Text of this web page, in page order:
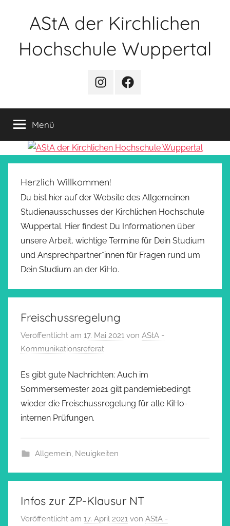
AStA der Kirchlichen
Hochschule Wuppertal
InstagramFacebook
Menü
Herzlich Willkommen!
Du bist hier auf der Website des Allgemeinen
Studienausschusses der Kirchlichen Hochschule
Wuppertal. Hier findest Du Informationen über
unsere Arbeit, wichtige Termine für Dein Studium
und Ansprechpartner*innen für Fragen rund um
Dein Studium an der KiHo.
Freischussregelung
Veröffentlicht am 17. Mai 2021 von AStA -
Kommunikationsreferat
Es gibt gute Nachrichten: Auch im
Sommersemester 2021 gilt pandemiebedingt
wieder die Freischussregelung für alle KiHo-
internen Prüfungen.
Allgemein, Neuigkeiten
Infos zur ZP-Klausur NT
Veröffentlicht am 17. April 2021 von AStA -